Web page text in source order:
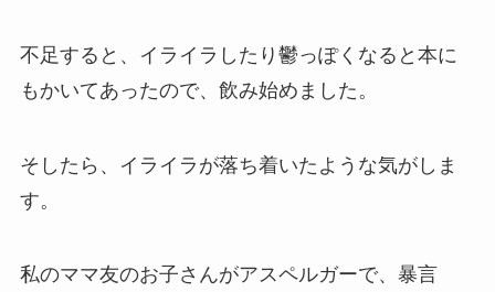
不足すると、イライラしたり鬱っぽくなると本に
もかいてあったので、飲み始めました。
そしたら、イライラが落ち着いたような気がしま
す。
私のママ友のお子さんがアスペルガーで、暴言